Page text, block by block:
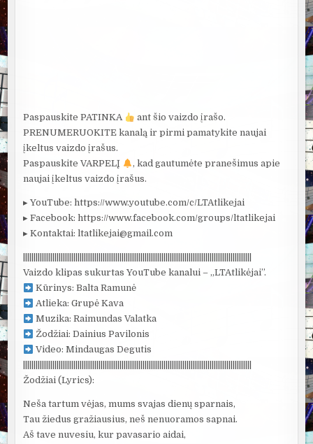
Paspauskite PATINKA
ant šio vaizdo įrašo.
PRENUMERUOKITE kanalą ir pirmi pamatykite naujai
įkeltus vaizdo įrašus.
Paspauskite VARPELĮ
, kad gautumėte pranešimus apie
naujai įkeltus vaizdo įrašus.
▸ YouTube: https://www.youtube.com/c/LTAtlikejai
▸ Facebook: https://www.facebook.com/groups/ltatlikejai
▸ Kontaktai: ltatlikejai@gmail.com
Vaizdo klipas sukurtas YouTube kanalui – „LTAtlikėjai”.
Kūrinys: Balta Ramunė
Atlieka: Grupė Kava
Muzika: Raimundas Valatka
Žodžiai: Dainius Pavilonis
Video: Mindaugas Degutis
Žodžiai (Lyrics):
Neša tartum vėjas, mums svajas dienų sparnais,
Tau žiedus gražiausius, neš nenuoramos sapnai.
Aš tave nuvesiu, kur pavasario aidai,